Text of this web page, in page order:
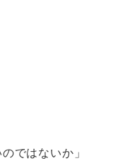
ではないか」